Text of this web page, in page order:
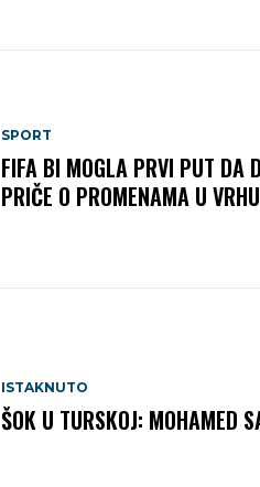
SPORT
FIFA BI MOGLA PRVI PUT DA
PRIČE O PROMENAMA U
ISTAKNUTO
ŠOK U TURSKOJ: MOHAMED